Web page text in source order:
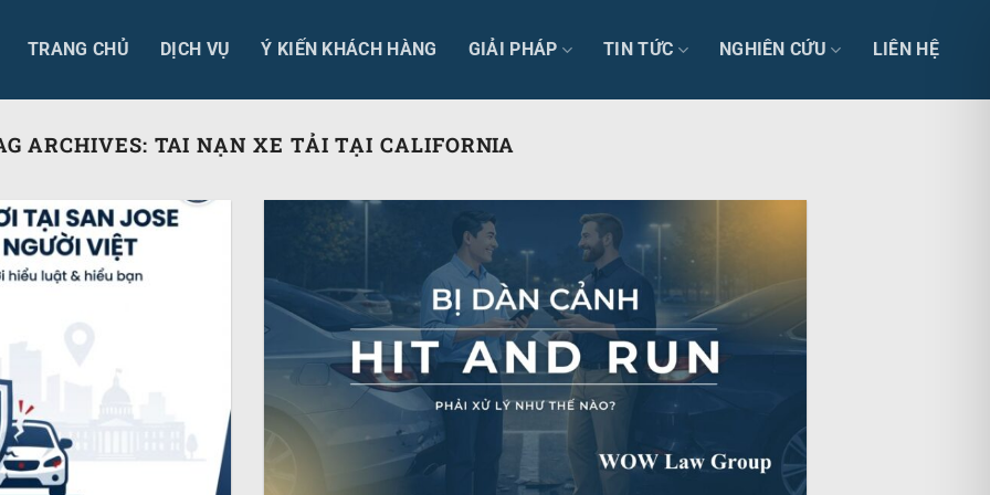
TRANG CHỦ DỊCH VỤ Ý KIẾN KHÁCH HÀNG GIẢI PHÁP TIN TỨC NGHIÊN CỨU LIÊN HỆ
ARCHIVES: TAI NẠN XE TẢI TẠI CALIFORNIA